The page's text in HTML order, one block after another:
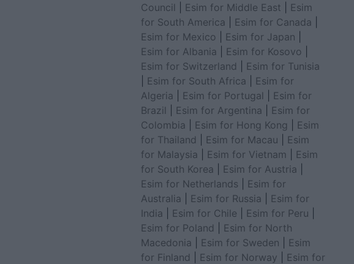
Council
Esim for Middle East
Esim
for South America
Esim for Canada
Esim for Mexico
Esim for Japan
Esim for Albania
Esim for Kosovo
Esim for Switzerland
Esim for Tunisia
Esim for South Africa
Esim for
Algeria
Esim for Portugal
Esim for
Brazil
Esim for Argentina
Esim for
Colombia
Esim for Hong Kong
Esim
for Thailand
Esim for Macau
Esim
for Malaysia
Esim for Vietnam
Esim
for South Korea
Esim for Austria
Esim for Netherlands
Esim for
Australia
Esim for Russia
Esim for
India
Esim for Chile Esim for Peru
Esim for Poland
Esim for North
Macedonia
Esim for Sweden
Esim
for Finland
Esim for Norway
Esim for